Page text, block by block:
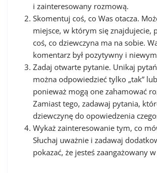
i zainteresowany rozmową.
Skomentuj coś, co Was otacza.
miejsce, w którym się znajdujecie,
coś, co dziewczyna ma na sobie.
komentarz był pozytywny i
Zadaj otwarte pytanie. Unikaj
można odpowiedzieć tylko „tak” lub
ponieważ mogą one zahamować
Zamiast tego, zadawaj pytania,
dziewczynę do opowiedzenia
Wykaż zainteresowanie tym, co
Słuchaj uważnie i zadawaj
pokazać, że jesteś zaangażowany